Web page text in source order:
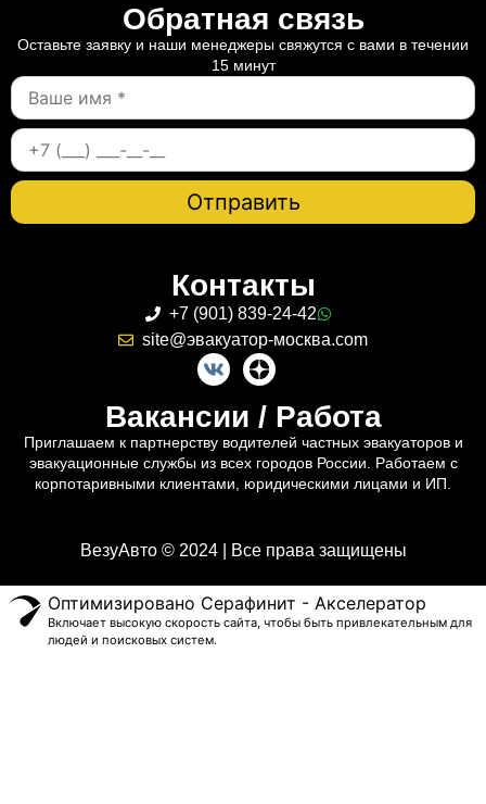
Обратная связь
Оставьте заявку и наши менеджеры свяжутся с вами в течении
15 минут
Контакты
+7 (901) 839-24-42
site@эвакуатор-москва.com
Вакансии / Работа
Приглашаем к партнерству водителей частных эвакуаторов и
эвакуационные службы из всех городов России. Работаем с
корпотаривными клиентами, юридическими лицами и ИП.
ВезуАвто © 2024 | Все права защищены
Оптимизировано Серафинит - Акселератор
Включает высокую скорость сайта, чтобы быть привлекательным для
людей и поисковых систем.